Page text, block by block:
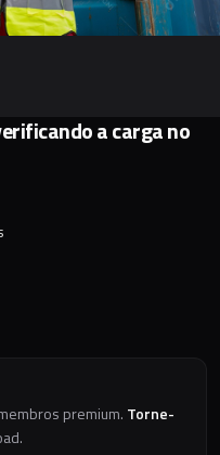
a carga no
premium. Torne-